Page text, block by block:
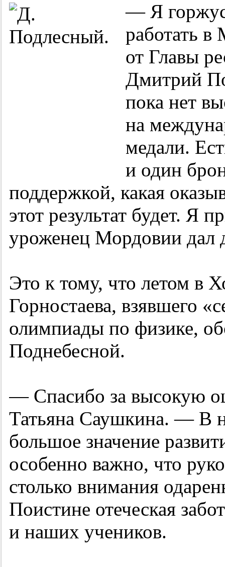
— Я
работать
от Главы
Дмитрий
пока нет
на
медали.
и один
поддержкой, какая
этот результат будет. Я
уроженец Мордовии дал
Это к тому, что летом в
Горностаева, взявшего
олимпиады по физике,
Поднебесной.
— Спасибо за высокую
Татьяна Саушкина. — В
большое значение
особенно важно, что
столько внимания
Поистине отеческая
и наших учеников.